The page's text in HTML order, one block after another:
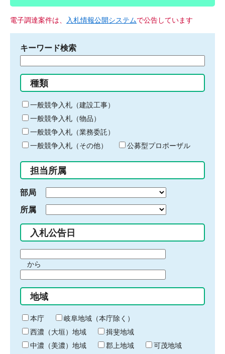
電子調達案件は、 入札情報公開システムで公告しています
キーワード検索
る
キ
ー
ワ
ー
ド
入
力
種類
一般競争入札（建設工事）
一般競争入札（物品）
一般競争入札（業務委託）
一般競争入札（その他）
公募型プロポーザル
担当所属
部局
所属
入札公告日
間
始
り
から
間
終
わ
り
地域
本庁
岐阜地域（本庁除く）
西濃（大垣）地域
揖斐地域
中濃（美濃）地域
郡上地域
可茂地域